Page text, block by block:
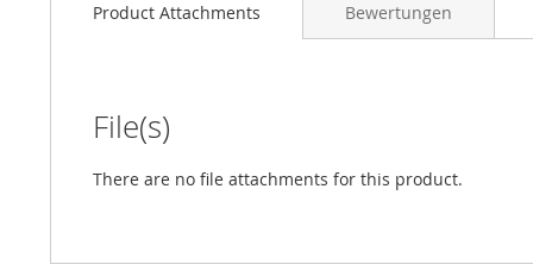
Product Attachments
File(s)
There are no file attachments for this product.
Bewertungen